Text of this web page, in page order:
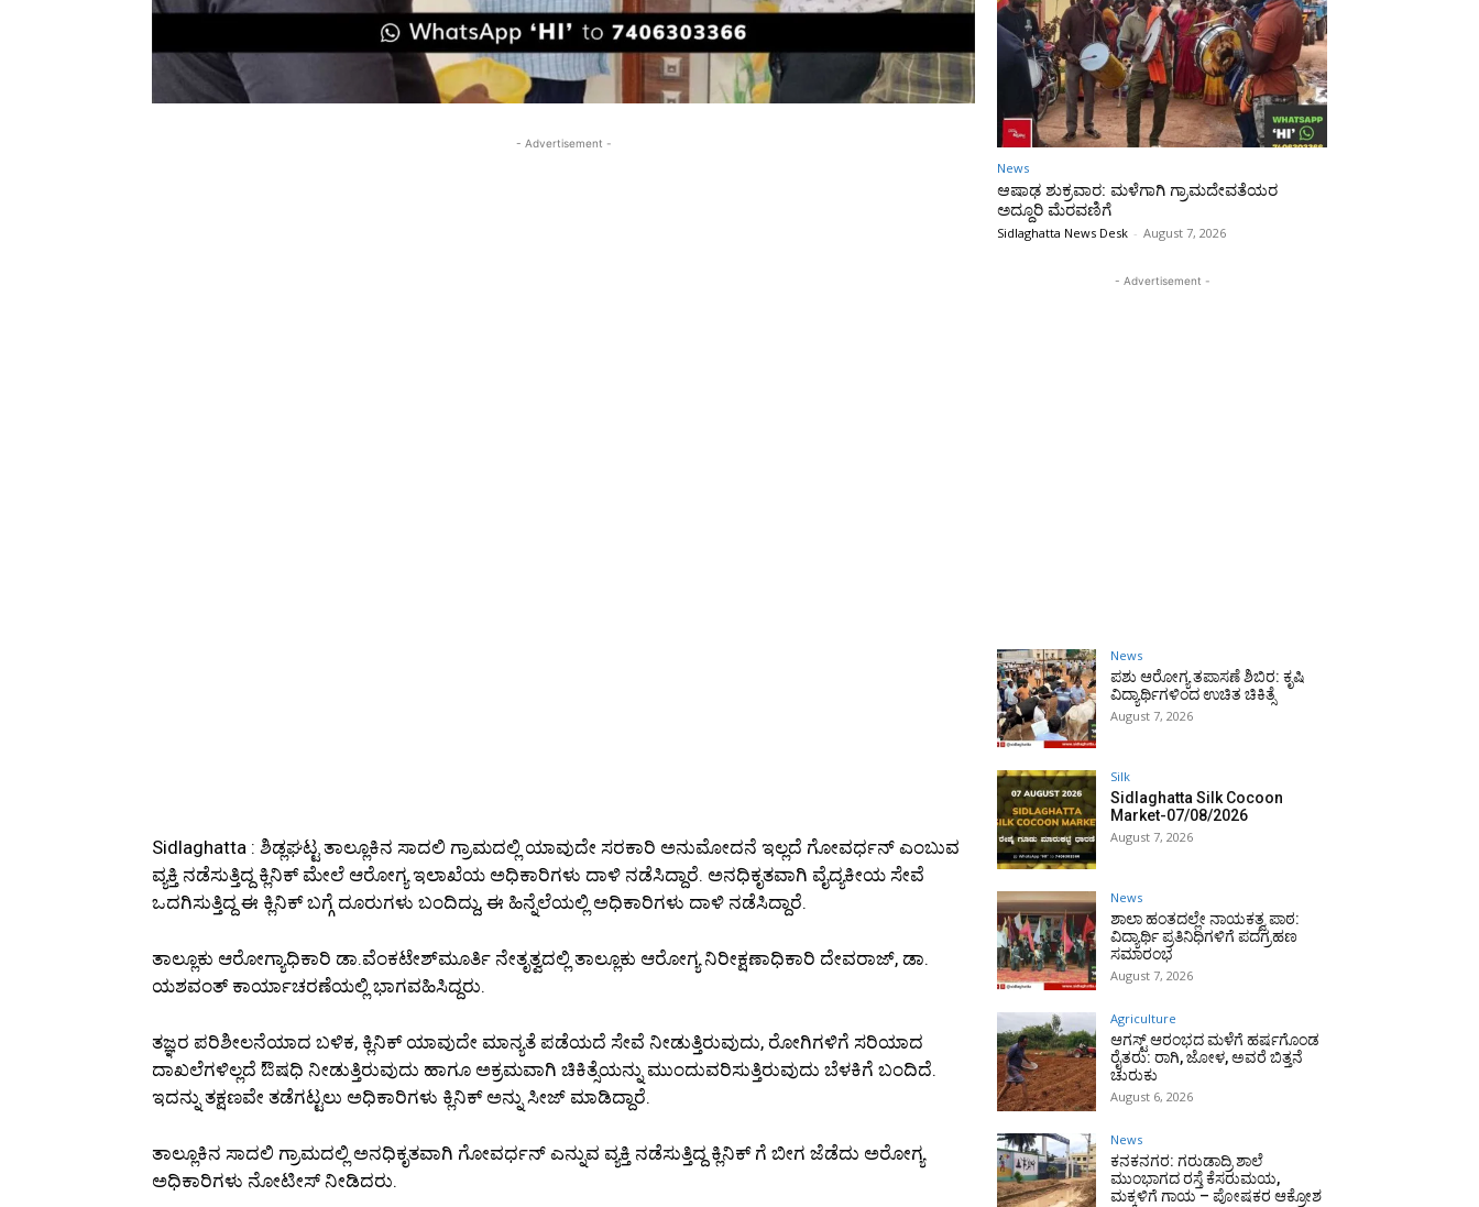
- Advertisement -
Sidlaghatta : ಶಿಡ್ಲಘಟ್ಟ ತಾಲ್ಲೂಕಿನ ಸಾದಲಿ ಗ್ರಾಮದಲ್ಲಿ ಯಾವುದೇ ಸರಕಾರಿ ಅನುಮೋದನೆ ಇಲ್ಲದೆ ಗೋವರ್ಧನ್ ಎಂಬುವ
ವ್ಯಕ್ತಿ ನಡೆಸುತ್ತಿದ್ದ ಕ್ಲಿನಿಕ್ ಮೇಲೆ ಆರೋಗ್ಯ ಇಲಾಖೆಯ ಅಧಿಕಾರಿಗಳು ದಾಳಿ ನಡೆಸಿದ್ದಾರೆ. ಅನಧಿಕೃತವಾಗಿ ವೈದ್ಯಕೀಯ ಸೇವೆ
ಒದಗಿಸುತ್ತಿದ್ದ ಈ ಕ್ಲಿನಿಕ್ ಬಗ್ಗೆ ದೂರುಗಳು ಬಂದಿದ್ದು, ಈ ಹಿನ್ನೆಲೆಯಲ್ಲಿ ಅಧಿಕಾರಿಗಳು ದಾಳಿ ನಡೆಸಿದ್ದಾರೆ.
ತಾಲ್ಲೂಕು ಆರೋಗ್ಯಾಧಿಕಾರಿ ಡಾ.ವೆಂಕಟೇಶ್‌ಮೂರ್ತಿ ನೇತೃತ್ವದಲ್ಲಿ ತಾಲ್ಲೂಕು ಆರೋಗ್ಯ ನಿರೀಕ್ಷಣಾಧಿಕಾರಿ ದೇವರಾಜ್, ಡಾ.
ಯಶವಂತ್ ಕಾರ್ಯಾಚರಣೆಯಲ್ಲಿ ಭಾಗವಹಿಸಿದ್ದರು.
ತಜ್ಞರ ಪರಿಶೀಲನೆಯಾದ ಬಳಿಕ, ಕ್ಲಿನಿಕ್ ಯಾವುದೇ ಮಾನ್ಯತೆ ಪಡೆಯದೆ ಸೇವೆ ನೀಡುತ್ತಿರುವುದು, ರೋಗಿಗಳಿಗೆ ಸರಿಯಾದ
ದಾಖಲೆಗಳಿಲ್ಲದೆ ಔಷಧಿ ನೀಡುತ್ತಿರುವುದು ಹಾಗೂ ಅಕ್ರಮವಾಗಿ ಚಿಕಿತ್ಸೆಯನ್ನು ಮುಂದುವರಿಸುತ್ತಿರುವುದು ಬೆಳಕಿಗೆ ಬಂದಿದೆ.
ಇದನ್ನು ತಕ್ಷಣವೇ ತಡೆಗಟ್ಟಲು ಅಧಿಕಾರಿಗಳು ಕ್ಲಿನಿಕ್‌ ಅನ್ನು ಸೀಜ್ ಮಾಡಿದ್ದಾರೆ.
ತಾಲ್ಲೂಕಿನ ಸಾದಲಿ ಗ್ರಾಮದಲ್ಲಿ ಅನಧಿಕೃತವಾಗಿ ಗೋವರ್ಧನ್ ಎನ್ನುವ ವ್ಯಕ್ತಿ ನಡೆಸುತ್ತಿದ್ದ ಕ್ಲಿನಿಕ್ ಗೆ ಬೀಗ ಜೆಡೆದು ಅರೋಗ್ಯ
ಅಧಿಕಾರಿಗಳು ನೋಟೀಸ್ ನೀಡಿದರು.
News
ಆಷಾಢ ಶುಕ್ರವಾರ: ಮಳೆಗಾಗಿ ಗ್ರಾಮದೇವತೆಯರ
ಅದ್ದೂರಿ ಮೆರವಣಿಗೆ
Sidlaghatta News Desk - August 7, 2026
- Advertisement -
News
ಪಶು ಆರೋಗ್ಯ ತಪಾಸಣೆ ಶಿಬಿರ: ಕೃಷಿ
ವಿದ್ಯಾರ್ಥಿಗಳಿಂದ ಉಚಿತ ಚಿಕಿತ್ಸೆ
August 7, 2026
Silk
Sidlaghatta Silk Cocoon
Market-07/08/2026
August 7, 2026
News
ಶಾಲಾ ಹಂತದಲ್ಲೇ ನಾಯಕತ್ವ ಪಾಠ:
ವಿದ್ಯಾರ್ಥಿ ಪ್ರತಿನಿಧಿಗಳಿಗೆ ಪದಗ್ರಹಣ
ಸಮಾರಂಭ
August 7, 2026
Agriculture
ಆಗಸ್ಟ್ ಆರಂಭದ ಮಳೆಗೆ ಹರ್ಷಗೊಂಡ
ರೈತರು: ರಾಗಿ, ಜೋಳ, ಅವರೆ ಬಿತ್ತನೆ
ಚುರುಕು
August 6, 2026
News
ಕನಕನಗರ: ಗರುಡಾದ್ರಿ ಶಾಲೆ
ಮುಂಭಾಗದ ರಸ್ತೆ ಕೆಸರುಮಯ,
ಮಕ್ಕಳಿಗೆ ಗಾಯ – ಪೋಷಕರ ಆಕ್ರೋಶ